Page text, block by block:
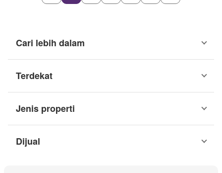
Cari lebih dalam
Terdekat
Jenis properti
Dijual